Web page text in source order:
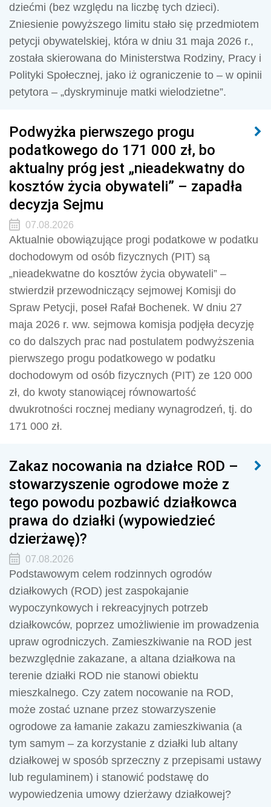
dziećmi (bez względu na liczbę tych dzieci).
Zniesienie powyższego limitu stało się przedmiotem
petycji obywatelskiej, która w dniu 31 maja 2026 r.,
została skierowana do Ministerstwa Rodziny, Pracy i
Polityki Społecznej, jako iż ograniczenie to – w opinii
petytora – „dyskryminuje matki wielodzietne”.
Podwyżka pierwszego progu
podatkowego do 171 000 zł, bo
aktualny próg jest „nieadekwatny do
kosztów życia obywateli” – zapadła
decyzja Sejmu
07.08.2026
Aktualnie obowiązujące progi podatkowe w podatku
dochodowym od osób fizycznych (PIT) są
„nieadekwatne do kosztów życia obywateli” –
stwierdził przewodniczący sejmowej Komisji do
Spraw Petycji, poseł Rafał Bochenek. W dniu 27
maja 2026 r. ww. sejmowa komisja podjęła decyzję
co do dalszych prac nad postulatem podwyższenia
pierwszego progu podatkowego w podatku
dochodowym od osób fizycznych (PIT) ze 120 000
zł, do kwoty stanowiącej równowartość
dwukrotności rocznej mediany wynagrodzeń, tj. do
171 000 zł.
Zakaz nocowania na działce ROD –
stowarzyszenie ogrodowe może z
tego powodu pozbawić działkowca
prawa do działki (wypowiedzieć
dzierżawę)?
07.08.2026
Podstawowym celem rodzinnych ogrodów
działkowych (ROD) jest zaspokajanie
wypoczynkowych i rekreacyjnych potrzeb
działkowców, poprzez umożliwienie im prowadzenia
upraw ogrodniczych. Zamieszkiwanie na ROD jest
bezwzględnie zakazane, a altana działkowa na
terenie działki ROD nie stanowi obiektu
mieszkalnego. Czy zatem nocowanie na ROD,
może zostać uznane przez stowarzyszenie
ogrodowe za łamanie zakazu zamieszkiwania (a
tym samym – za korzystanie z działki lub altany
działkowej w sposób sprzeczny z przepisami ustawy
lub regulaminem) i stanowić podstawę do
wypowiedzenia umowy dzierżawy działkowej?